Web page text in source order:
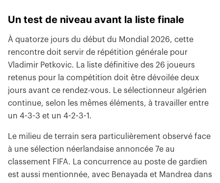
Un test de niveau avant la liste finale
À quatorze jours du début du Mondial 2026, cette
rencontre doit servir de répétition générale pour
Vladimir Petkovic. La liste définitive des 26 joueurs
retenus pour la compétition doit être dévoilée deux
jours avant ce rendez-vous. Le sélectionneur algérien
continue, selon les mêmes éléments, à travailler entre
un 4-3-3 et un 4-2-3-1.
Le milieu de terrain sera particulièrement observé face
à une sélection néerlandaise annoncée 7e au
classement FIFA. La concurrence au poste de gardien
est aussi mentionnée, avec Benayada et Mandrea dans